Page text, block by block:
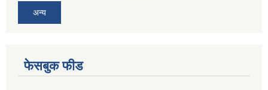
अन्य
फेसबुक फीड